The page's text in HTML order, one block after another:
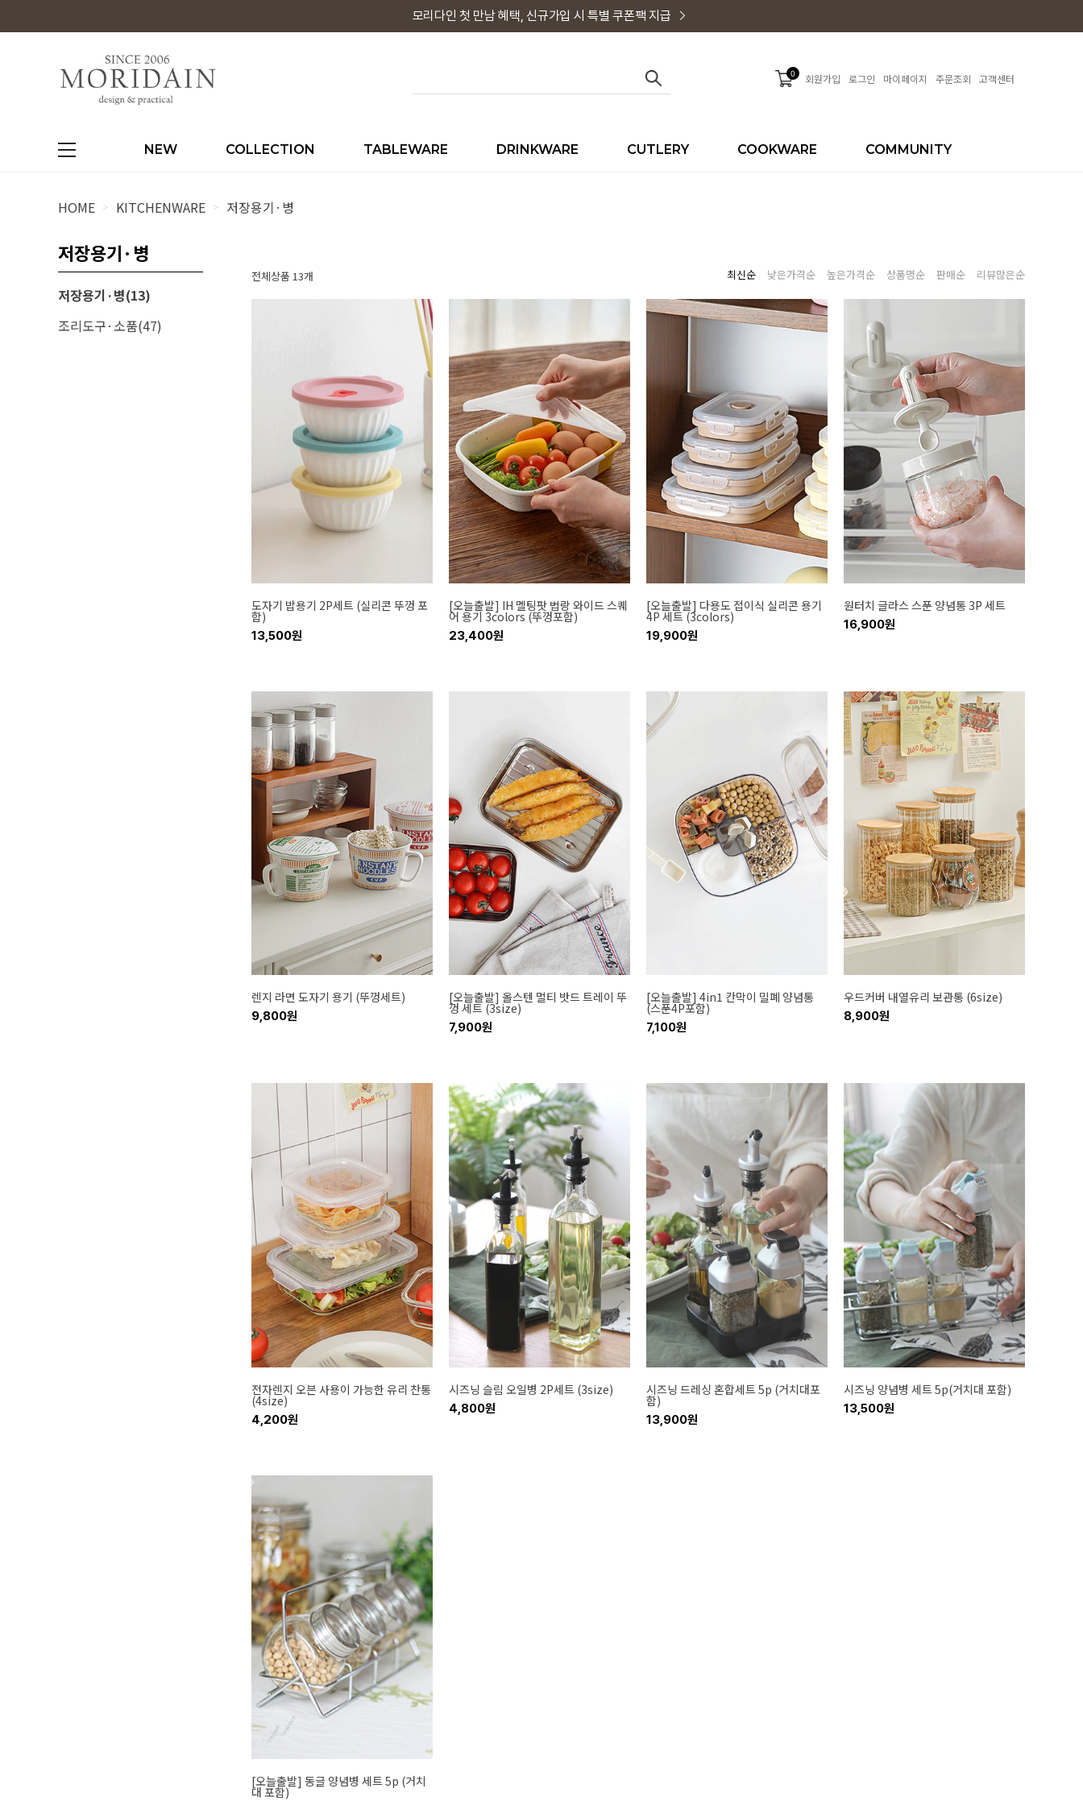
모리다인 첫 만남 혜택, 신규가입 시 특별 쿠폰팩 지급
0 회원가입 로그인 마이페이지 주문조회 고객센터
NEW COLLECTION TABLEWARE DRINKWARE CUTLERY COOKWARE COMMUNITY
HOME > KITCHENWARE > 저장용기·병
저장용기·병
저장용기·병(13)
조리도구·소품(47)
전체상품 13개 최신순 낮은가격순 높은가격순 상품명순 판매순 리뷰많은순
도자기 밥용기 2P세트 (실리콘 뚜껑 포
함)
13,500원
[오늘출발] IH 멜팅팟 법랑 와이드 스퀘
어 용기 3colors (뚜껑포함)
23,400원
[오늘출발] 다용도 접이식 실리콘 용기
4P 세트 (3colors)
19,900원
원터치 글라스 스푼 양념통 3P 세트
16,900원
렌지 라면 도자기 용기 (뚜껑세트)
9,800원
[오늘출발] 올스텐 멀티 밧드 트레이 뚜
껑 세트 (3size)
7,900원
[오늘출발] 4in1 칸막이 밀폐 양념통
(스푼4P포함)
7,100원
우드커버 내열유리 보관통 (6size)
8,900원
전자렌지 오븐 사용이 가능한 유리 찬통
(4size)
4,200원
시즈닝 슬림 오일병 2P세트 (3size)
4,800원
시즈닝 드레싱 혼합세트 5p (거치대포
함)
13,900원
시즈닝 양념병 세트 5p(거치대 포함)
13,500원
[오늘출발] 동글 양념병 세트 5p (거치
대 포함)